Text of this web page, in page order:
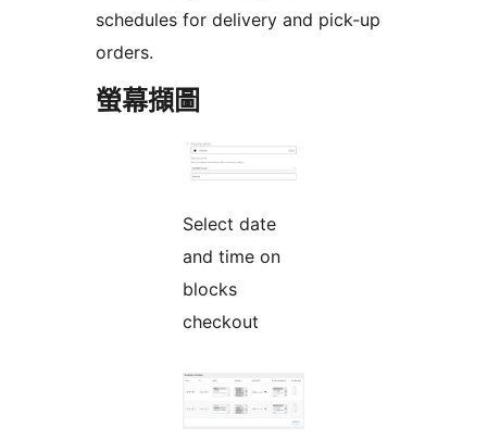
schedules for delivery and pick-up
orders.
螢幕擷圖
Select date
and time on
blocks
checkout